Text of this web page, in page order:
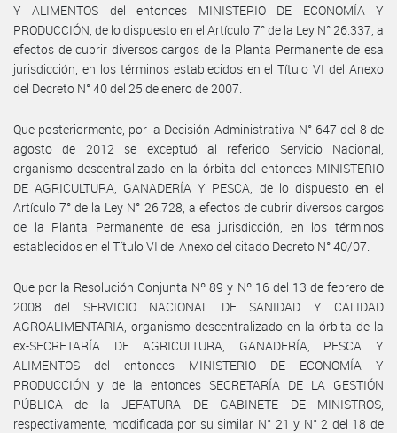
Y ALIMENTOS del entonces MINISTERIO DE ECONOMÍA Y
PRODUCCIÓN, de lo dispuesto en el Artículo 7° de la Ley N° 26.337, a
efectos de cubrir diversos cargos de la Planta Permanente de esa
jurisdicción, en los términos establecidos en el Título VI del Anexo
del Decreto N° 40 del 25 de enero de 2007.
Que posteriormente, por la Decisión Administrativa N° 647 del 8 de
agosto de 2012 se exceptuó al referido Servicio Nacional,
organismo descentralizado en la órbita del entonces MINISTERIO
DE AGRICULTURA, GANADERÍA Y PESCA, de lo dispuesto en el
Artículo 7° de la Ley N° 26.728, a efectos de cubrir diversos cargos
de la Planta Permanente de esa jurisdicción, en los términos
establecidos en el Título VI del Anexo del citado Decreto N° 40/07.
Que por la Resolución Conjunta Nº 89 y Nº 16 del 13 de febrero de
2008 del SERVICIO NACIONAL DE SANIDAD Y CALIDAD
AGROALIMENTARIA, organismo descentralizado en la órbita de la
ex-SECRETARÍA DE AGRICULTURA, GANADERÍA, PESCA Y
ALIMENTOS del entonces MINISTERIO DE ECONOMÍA Y
PRODUCCIÓN y de la entonces SECRETARÍA DE LA GESTIÓN
PÚBLICA de la JEFATURA DE GABINETE DE MINISTROS,
respectivamente, modificada por su similar N° 21 y N° 2 del 18 de